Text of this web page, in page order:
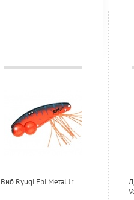
Виб Ryugi Ebi Metal Jr.